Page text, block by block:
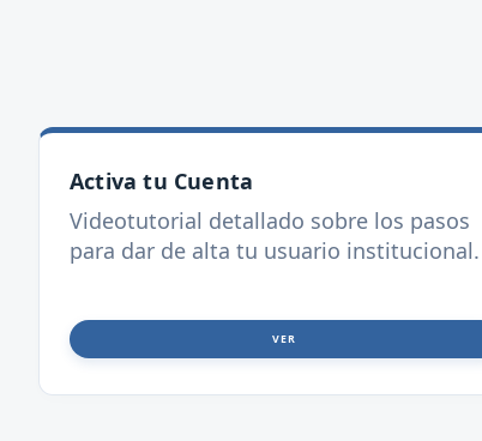
Activa tu Cuenta
Videotutorial detallado sobre los pasos
para dar de alta tu usuario institucional.
VER